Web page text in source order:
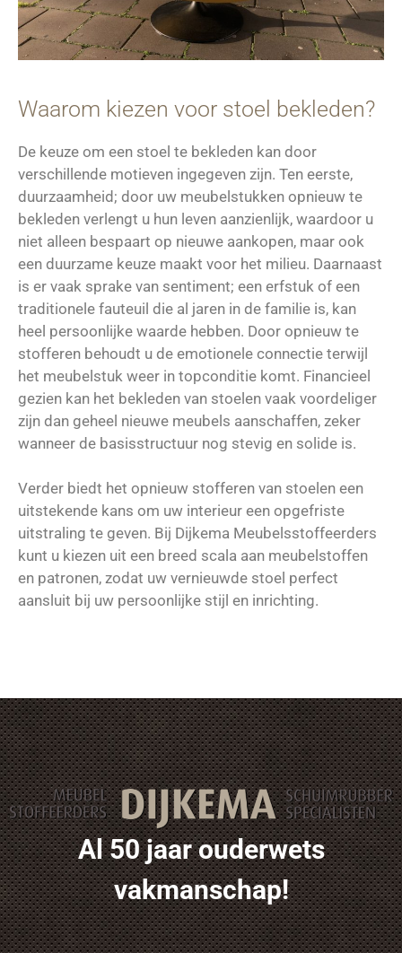
Waarom kiezen voor stoel bekleden?
De keuze om een stoel te bekleden kan door
verschillende motieven ingegeven zijn. Ten eerste,
duurzaamheid; door uw meubelstukken opnieuw te
bekleden verlengt u hun leven aanzienlijk, waardoor u
niet alleen bespaart op nieuwe aankopen, maar ook
een duurzame keuze maakt voor het milieu. Daarnaast
is er vaak sprake van sentiment; een erfstuk of een
traditionele fauteuil die al jaren in de familie is, kan
heel persoonlijke waarde hebben. Door opnieuw te
stofferen behoudt u de emotionele connectie terwijl
het meubelstuk weer in topconditie komt. Financieel
gezien kan het bekleden van stoelen vaak voordeliger
zijn dan geheel nieuwe meubels aanschaffen, zeker
wanneer de basisstructuur nog stevig en solide is.
Verder biedt het opnieuw stofferen van stoelen een
uitstekende kans om uw interieur een opgefriste
uitstraling te geven. Bij Dijkema Meubelsstoffeerders
kunt u kiezen uit een breed scala aan meubelstoffen
en patronen, zodat uw vernieuwde stoel perfect
aansluit bij uw persoonlijke stijl en inrichting.
Al 50 jaar ouderwets
vakmanschap!